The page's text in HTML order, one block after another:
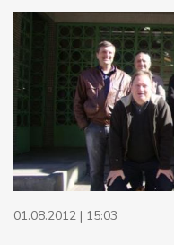
01.08.2012 | 15:03